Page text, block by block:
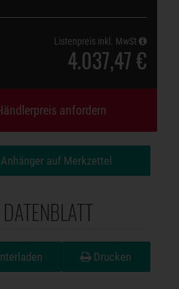
Listenpreis inkl. MwSt
4.037,47 €
anfordern
Anhänger auf Merkzettel
DATENBLATT
Drucken